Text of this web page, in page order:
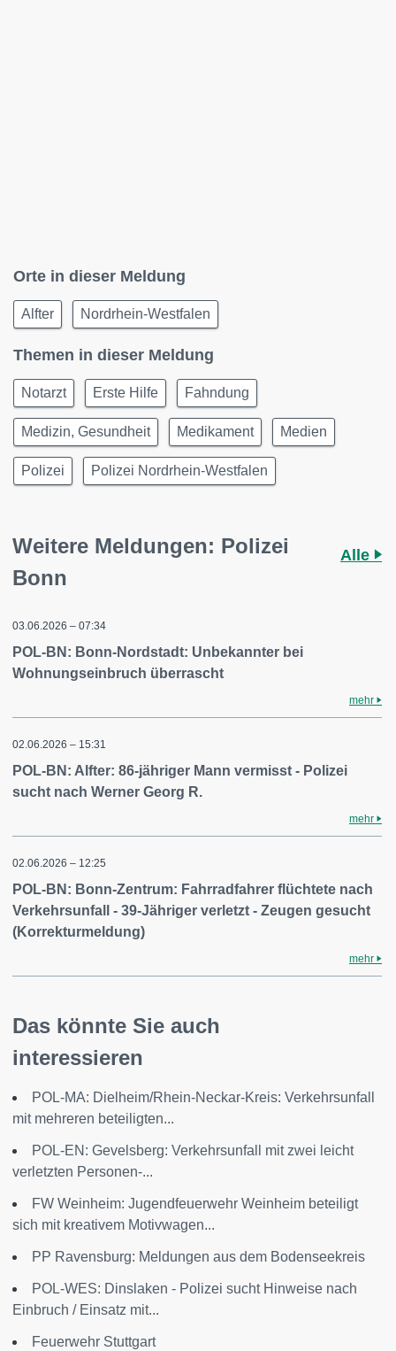
Orte in dieser Meldung
Alfter Nordrhein-Westfalen
Themen in dieser Meldung
Notarzt Erste Hilfe Fahndung
Medizin, Gesundheit Medikament Medien
Polizei Polizei Nordrhein-Westfalen
Weitere Meldungen: Polizei
Bonn
Alle
03.06.2026 – 07:34
POL-BN: Bonn-Nordstadt: Unbekannter bei
Wohnungseinbruch überrascht
mehr
02.06.2026 – 15:31
POL-BN: Alfter: 86-jähriger Mann vermisst - Polizei
sucht nach Werner Georg R.
mehr
02.06.2026 – 12:25
POL-BN: Bonn-Zentrum: Fahrradfahrer flüchtete nach
Verkehrsunfall - 39-Jähriger verletzt - Zeugen gesucht
(Korrekturmeldung)
mehr
Das könnte Sie auch
interessieren
POL-MA: Dielheim/Rhein-Neckar-Kreis: Verkehrsunfall
mit mehreren beteiligten...
POL-EN: Gevelsberg: Verkehrsunfall mit zwei leicht
verletzten Personen-...
FW Weinheim: Jugendfeuerwehr Weinheim beteiligt
sich mit kreativem Motivwagen...
PP Ravensburg: Meldungen aus dem Bodenseekreis
POL-WES: Dinslaken - Polizei sucht Hinweise nach
Einbruch / Einsatz mit...
Feuerwehr Stuttgart